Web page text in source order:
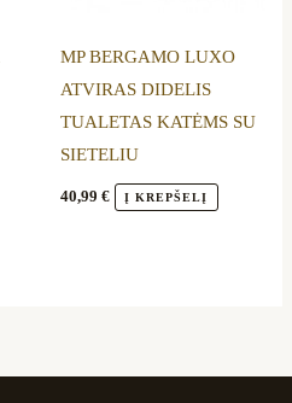
MP BERGAMO LUXO
ATVIRAS DIDELIS
TUALETAS KATĖMS SU
SIETELIU
40,99 € Į KREPŠELĮ